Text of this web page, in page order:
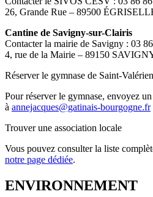
26, Grande Rue – 89500
Cantine de Savigny-sur-Clairis
Contacter la mairie de Savigny : 03
4, rue de la Mairie – 89150
Réserver le gymnase de Saint-Valérien
Pour réserver le gymnase, envoyez
à annejacques@gatinais-bourgogne.fr
Trouver une association locale
Vous pouvez consulter la liste
notre page dédiée.
ENVIRONNEMENT